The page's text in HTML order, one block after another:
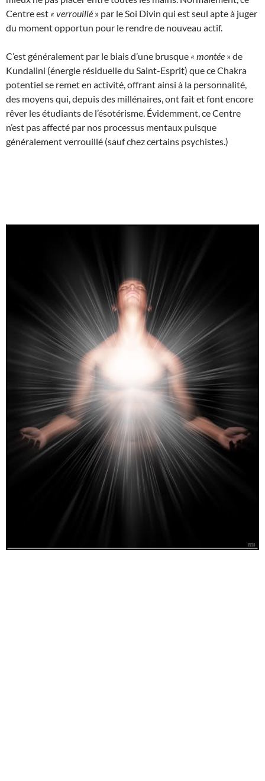
Centre est « verrouillé » par le Soi Divin qui est seul apte à juger
du moment opportun pour le rendre de nouveau actif.
C’est généralement par le biais d’une brusque « montée » de
Kundalini (énergie résiduelle du Saint-Esprit) que ce Chakra
potentiel se remet en activité, offrant ainsi à la personnalité,
des moyens qui, depuis des millénaires, ont fait et font encore
rêver les étudiants de l’ésotérisme. Évidemment, ce Centre
n’est pas affecté par nos processus mentaux puisque
généralement verrouillé (sauf chez certains psychistes.)